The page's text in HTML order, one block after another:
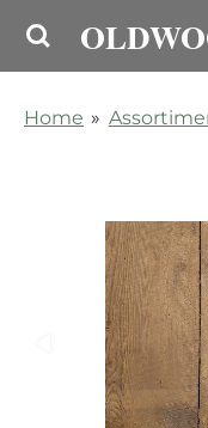
Ga
deHome »